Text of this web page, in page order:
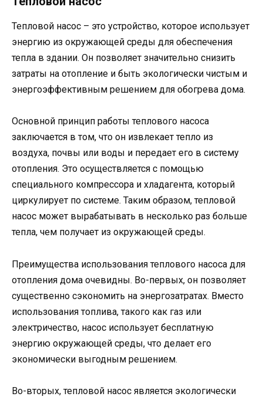
Тепловой насос – это устройство, которое использует
энергию из окружающей среды для обеспечения
тепла в здании. Он позволяет значительно снизить
затраты на отопление и быть экологически чистым и
энергоэффективным решением для обогрева дома.
Основной принцип работы теплового насоса
заключается в том, что он извлекает тепло из
воздуха, почвы или воды и передает его в систему
отопления. Это осуществляется с помощью
специального компрессора и хладагента, который
циркулирует по системе. Таким образом, тепловой
насос может вырабатывать в несколько раз больше
тепла, чем получает из окружающей среды.
Преимущества использования теплового насоса для
отопления дома очевидны. Во-первых, он позволяет
существенно сэкономить на энергозатратах. Вместо
использования топлива, такого как газ или
электричество, насос использует бесплатную
энергию окружающей среды, что делает его
экономически выгодным решением.
Во-вторых, тепловой насос является экологически